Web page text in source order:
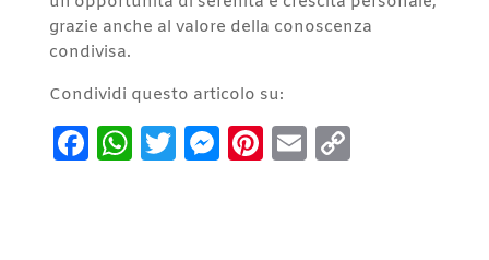
grazie anche al valore della conoscenza
condivisa.
Condividi questo articolo su:
Facebook
WhatsApp
Twitter
Messenger
Pinterest
EmailCopy